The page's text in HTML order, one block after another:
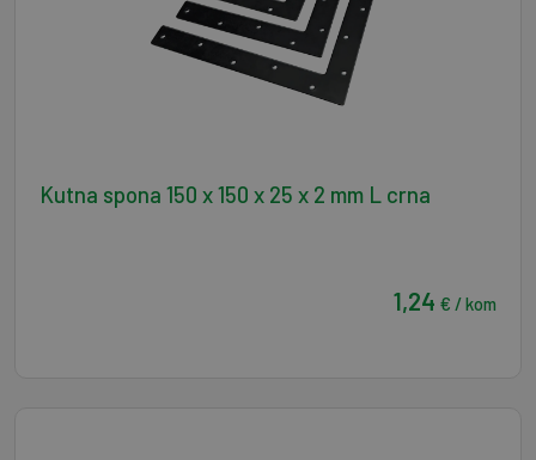
Kutna spona 150 x 150 x 25 x 2 mm L crna
1,24 € / kom